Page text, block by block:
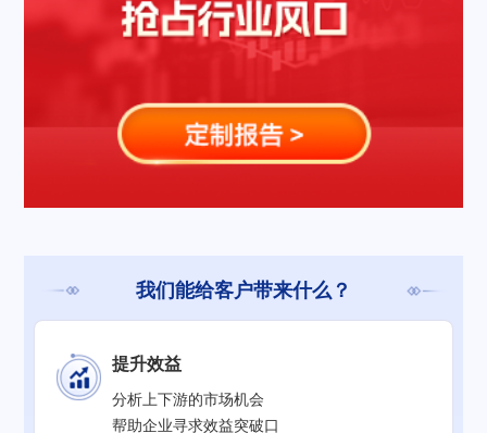
我们能给客户带来什么？
提升效益
分析上下游的市场机会
帮助企业寻求效益突破口